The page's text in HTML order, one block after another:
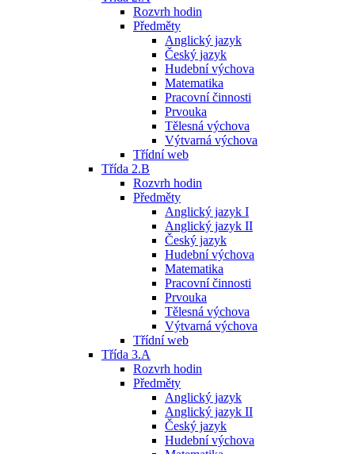
Rozvrh hodin
Předměty
Anglický jazyk
Český jazyk
Hudební výchova
Matematika
Pracovní činnosti
Prvouka
Tělesná výchova
Výtvarná výchova
Třídní web
Třída 2.B
Rozvrh hodin
Předměty
Anglický jazyk I
Anglický jazyk II
Český jazyk
Hudební výchova
Matematika
Pracovní činnosti
Prvouka
Tělesná výchova
Výtvarná výchova
Třídní web
Třída 3.A
Rozvrh hodin
Předměty
Anglický jazyk
Anglický jazyk II
Český jazyk
Hudební výchova